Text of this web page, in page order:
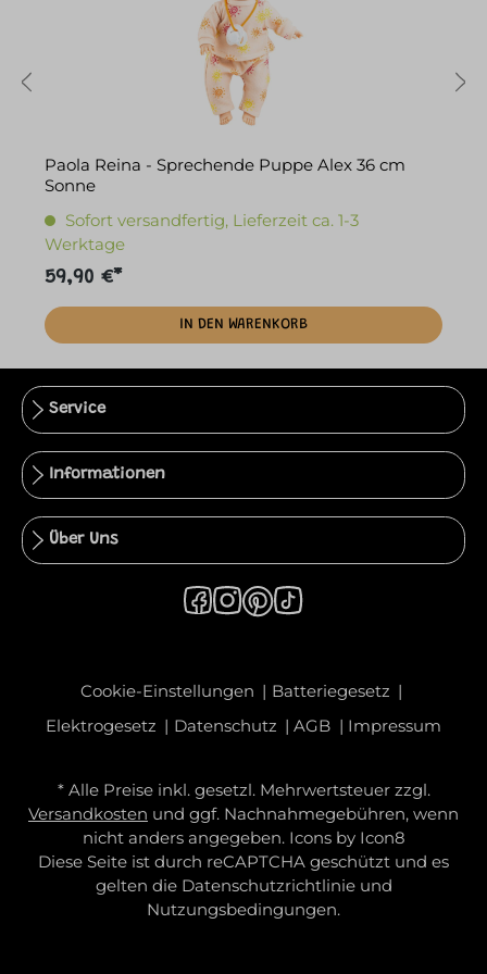
Paola Reina - Sprechende Puppe Alex 36 cm
Sonne
Sofort versandfertig, Lieferzeit ca. 1-3
Werktage
59,90 €*
IN DEN WARENKORB
Service
Informationen
Über Uns
Cookie-Einstellungen
Batteriegesetz
Elektrogesetz
Datenschutz AGB Impressum
* Alle Preise inkl. gesetzl. Mehrwertsteuer zzgl.
Versandkosten und ggf. Nachnahmegebühren, wenn
nicht anders angegeben. Icons by Icon8
Diese Seite ist durch reCAPTCHA geschützt und es
gelten die Datenschutzrichtlinieund
Nutzungsbedingungen.